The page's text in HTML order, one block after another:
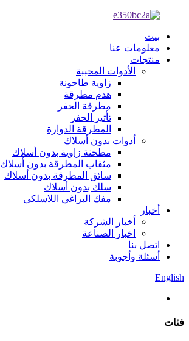
بيت
معلومات عنا
منتجات
الأدوات المحببة
زاوية طاحونة
هدم مطرقة
مطرقة الحفر
تأثير الحفر
المطرقة الدوارة
أدوات بدون أسلاك
مطحنة زاوية بدون أسلاك
مثقاب المطرقة بدون أسلاك
سائق المطرقة بدون أسلاك
سلك بدون أسلاك
مفك البراغي اللاسلكي
أخبار
أخبار الشركة
اخبار الصناعة
اتصل بنا
أسئلة وأجوبة
English
فئات